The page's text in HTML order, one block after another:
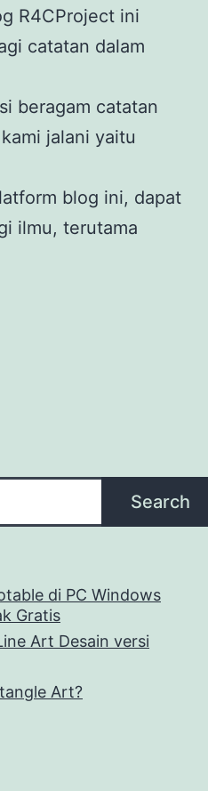
R4CProject ini
catatan dalam
beragam catatan
jalani yaitu
blog ini, dapat
ilmu, terutama
Search
di PC Windows
Gratis
Art Desain versi
Art?